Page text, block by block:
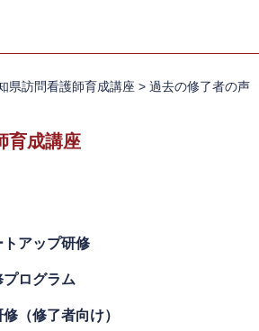
県訪問看護師育成講座 > 過去の修了者の声
育成講座
アップ研修
ログラム
（修了者向け）